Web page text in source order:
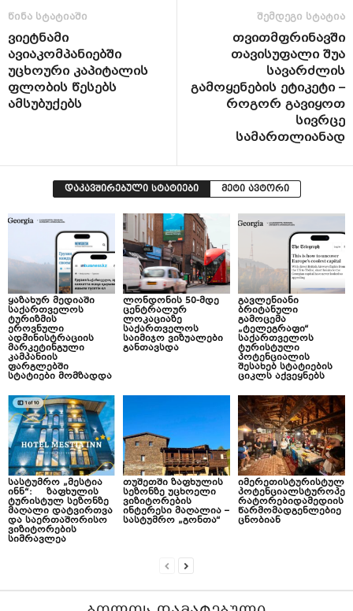
წინა სტატიაში
ვიეტნამი
ავიაკომპანიებში
უცხოური კაპიტალის
ფლობის წესებს
ამსუბუქებს
შემდეგი სტატია
თვითმფრინავში
თავისუფალი შუა
სავარძლის
გამოყენების ეტიკეტი –
როგორ გავიყოთ
სივრცე
სამართლიანად
დაკავშირებული სტატიები მეტი ავტორი
ყაზახურ მედიაში
საქართველოს
ტურიზმის
ეროვნული
ადმინისტრაციის
მარკეტინგული
კამპანიის
ფარგლებში
სტატიები მომზადდა
ლონდონის 50-მდე
ცენტრალურ
ლოკაციაზე
საქართველოს
საიმიჯო ვიზუალები
განთავსდა
გავლენიანი
ბრიტანული
გამოცემა
„ტელეგრაფი“
საქართველოს
ტურისტული
პოტენციალის
შესახებ სტატიების
ციკლს აქვეყნებს
სასტუმრო „მესტია
ინნ“: ზაფხულის
ტურისტულ სეზონზე
მაღალი დატვირთვა
და საერთაშორისო
ვიზიტორების
სიმრავლეა
თუშეთში ზაფხულის
სეზონზე უცხოელი
ვიზიტორების
ინტერესი მაღალია –
სასტუმრო „გონთა“
იმერეთისტურისტულ
პოტენციალსტუროპე
რატორებიდამედიის
წარმომადგენლებიე
ცნობიან